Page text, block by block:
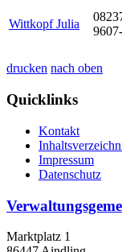
Wittkopf Julia
drucken nach oben
Quicklinks
Kontakt
Impressum
Datenschutz
Marktplatz 1